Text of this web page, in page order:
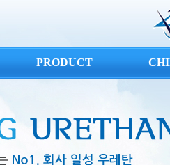
PRODUCT